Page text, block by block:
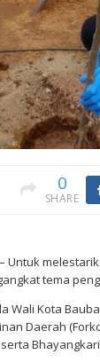
0
SHARE
– Untuk
tema
Wali Kota
Daerah